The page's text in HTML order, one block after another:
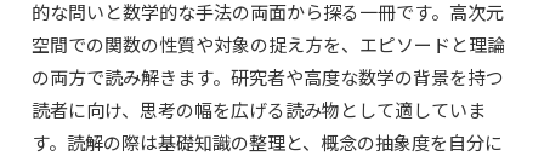
的な問いと数学的な手法の両面から探る一冊です。高次元
空間での関数の性質や対象の捉え方を、エピソードと理論
の両方で読み解きます。研究者や高度な数学の背景を持つ
読者に向け、思考の幅を広げる読み物として適していま
す。読解の際は基礎知識の整理と、概念の抽象度を自分に